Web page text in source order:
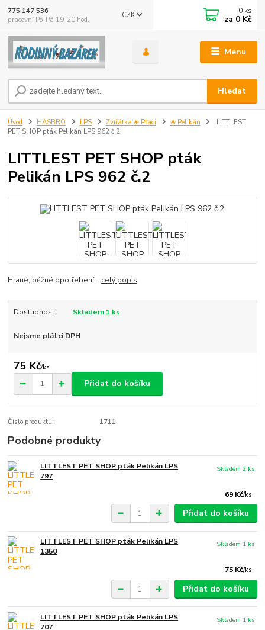
Menu
CZK
Hledat
775 147 536
pracovní Po-Pá 19-20 hod.
0 ks
za 0 Kč
Úvod HASBRO LPS Zvířátka ❀ Ptáci ❀ Pelikán
LITTLEST
PET SHOP pták Pelikán LPS 962 č.2
LITTLEST PET SHOP pták
Pelikán LPS 962 č.2
Hrané, běžné opotřebení. celý popis
Dostupnost Skladem 1 ks
Nejsme plátci DPH
75 Kč/ks
Přidat do košíku
Číslo produktu: 1711
Podobné produkty
LITTLEST PET SHOP pták Pelikán LPS
797
69 Kč/ks
Skladem 2 ks
Přidat do košíku
LITTLEST PET SHOP pták Pelikán LPS
1350
75 Kč/ks
Skladem 1 ks
Přidat do košíku
LITTLEST PET SHOP pták Pelikán LPS
707
Skladem 1 ks